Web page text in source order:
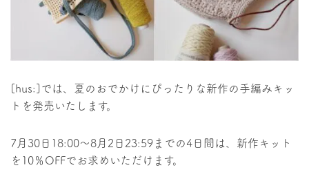
[hus:]では、夏のおでかけにぴったりな新作の手編みキッ
トを発売いたします。
7月30日18:00〜8月2日23:59までの4日間は、新作キット
を10％OFFでお求めいただけます。